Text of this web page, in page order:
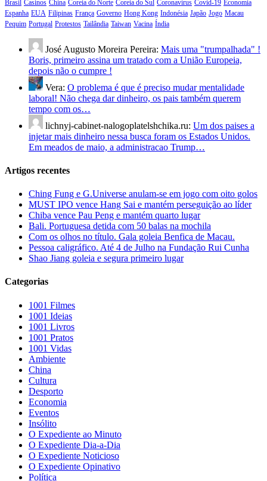
Brasil Casinos China Coreia do Norte Coreia do Sul Coronavírus Covid-19 Economia
Espanha EUA Filipinas França Governo Hong Kong Indonésia Japão Jogo Macau
Pequim Portugal Protestos Tailândia Taiwan Vacina Índia
José Augusto Moreira Pereira: Mais uma "trumpalhada" !
Boris, primeiro assina um tratado com a União Europeia,
depois não o cumpre !
Vera: O problema é que é preciso mudar mentalidade
laboral! Não chega dar dinheiro, os pais também querem
tempo com os…
lichnyj-cabinet-nalogoplatelshchika.ru: Um dos paises a
injetar mais dinheiro nessa busca foram os Estados Unidos.
Em meados de maio, a administracao Trump…
Artigos recentes
Ching Fung e G.Universe anulam-se em jogo com oito golos
MUST IPO vence Hang Sai e mantém perseguição ao líder
Chiba vence Pau Peng e mantém quarto lugar
Bali. Portuguesa detida com 50 balas na mochila
Com os olhos no título. Gala goleia Benfica de Macau.
Pessoa caligráfico. Até 4 de Julho na Fundação Rui Cunha
Shao Jiang goleia e segura primeiro lugar
Categorias
1001 Filmes
1001 Ideias
1001 Livros
1001 Pratos
1001 Vidas
Ambiente
China
Cultura
Desporto
Economia
Eventos
Insólito
O Expediente ao Minuto
O Expediente Dia-a-Dia
O Expediente Noticioso
O Expediente Opinativo
Política